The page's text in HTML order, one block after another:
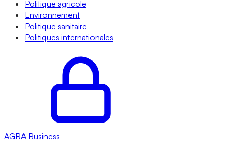
Politique agricole
Environnement
Politique sanitaire
Politiques internationales
AGRA Business